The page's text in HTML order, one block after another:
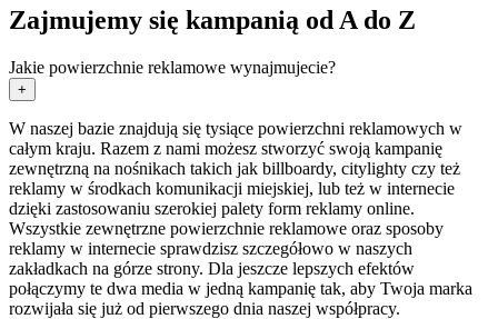
Zajmujemy się kampanią od A do Z
Jakie powierzchnie reklamowe wynajmujecie?
+
W naszej bazie znajdują się tysiące powierzchni reklamowych w
całym kraju. Razem z nami możesz stworzyć swoją kampanię
zewnętrzną na nośnikach takich jak billboardy, citylighty czy też
reklamy w środkach komunikacji miejskiej, lub też w internecie
dzięki zastosowaniu szerokiej palety form reklamy online.
Wszystkie zewnętrzne powierzchnie reklamowe oraz sposoby
reklamy w internecie sprawdzisz szczegółowo w naszych
zakładkach na górze strony. Dla jeszcze lepszych efektów
połączymy te dwa media w jedną kampanię tak, aby Twoja marka
rozwijała się już od pierwszego dnia naszej współpracy.